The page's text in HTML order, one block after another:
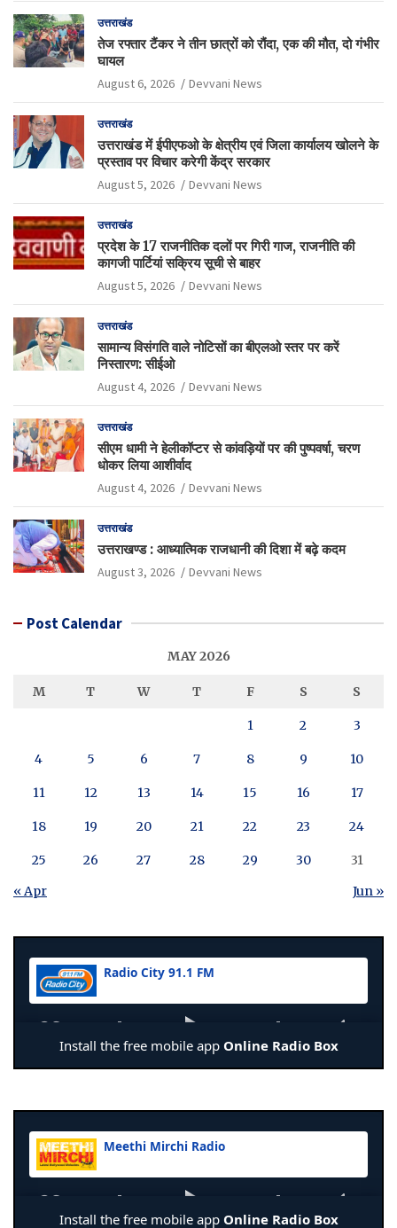
उत्तराखंड
तेज रफ्तार टैंकर ने तीन छात्रों को रौंदा, एक की मौत, दो गंभीर
घायल
August 6, 2026 Devvani News
उत्तराखंड
उत्तराखंड में ईपीएफओ के क्षेत्रीय एवं जिला कार्यालय खोलने के
प्रस्ताव पर विचार करेगी केंद्र सरकार
August 5, 2026 Devvani News
उत्तराखंड
प्रदेश के 17 राजनीतिक दलों पर गिरी गाज, राजनीति की
कागजी पार्टियां सक्रिय सूची से बाहर
August 5, 2026 Devvani News
उत्तराखंड
सामान्य विसंगति वाले नोटिसों का बीएलओ स्तर पर करें
निस्तारण: सीईओ
August 4, 2026 Devvani News
उत्तराखंड
सीएम धामी ने हेलीकॉप्टर से कांवड़ियों पर की पुष्पवर्षा, चरण
धोकर लिया आशीर्वाद
August 4, 2026 Devvani News
उत्तराखंड
उत्तराखण्ड : आध्यात्मिक राजधानी की दिशा में बढ़े कदम
August 3, 2026 Devvani News
Post Calendar
MAY 2026
M T W T F S S
1 2 3
4 5 6 7 8 9 10
11 12 13 14 15 16 17
18 19 20 21 22 23 24
25 26 27 28 29 30
31
« Apr
Jun »